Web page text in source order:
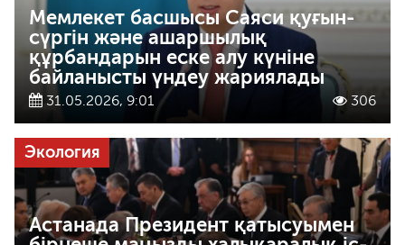
Мемлекет басшысы Саяси қуғын-
сүргін және ашаршылық
құрбандарын еске алу күніне
байланысты үндеу жариялады
31.05.2026, 9:01 306
Экология
Астанада Президент қатысуымен